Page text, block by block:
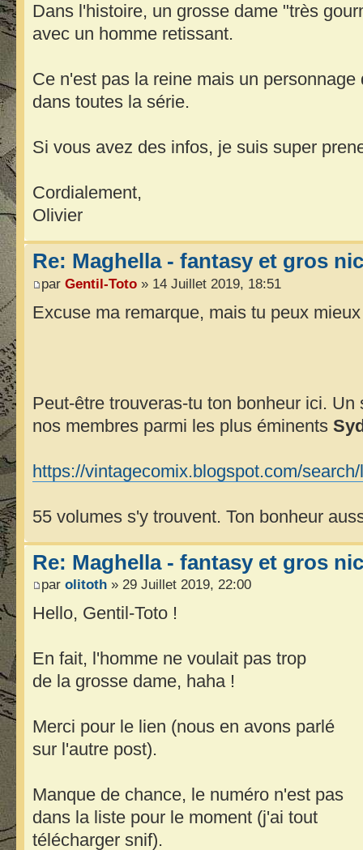
Dans l'histoire, un grosse dame "très
avec un homme retissant.
Ce n'est pas la reine mais un
dans toutes la série.
Si vous avez des infos, je suis super
Cordialement,
Olivier
Re: Maghella - fantasy et gros
par Gentil-Toto » 14 Juillet 2019, 18:51
Excuse ma remarque, mais tu peux
Peut-être trouveras-tu ton bonheur ici.
nos membres parmi les plus éminents
https://vintagecomix.blogspot.com/
55 volumes s'y trouvent. Ton bonheur
Re: Maghella - fantasy et gros
par olitoth » 29 Juillet 2019, 22:00
Hello, Gentil-Toto !
En fait, l'homme ne voulait pas trop
de la grosse dame, haha !
Merci pour le lien (nous en avons parlé
sur l'autre post).
Manque de chance, le numéro n'est pas
dans la liste pour le moment (j'ai tout
télécharger snif).